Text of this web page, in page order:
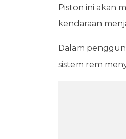
Piston ini akan
kendaraan
Dalam
sistem rem